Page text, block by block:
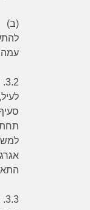
(ב)
3.2.
3.3.